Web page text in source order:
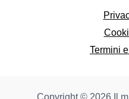
Termini
Copyright © 2026 Il